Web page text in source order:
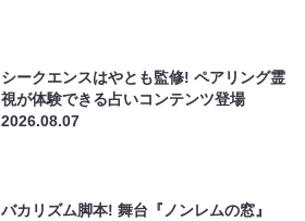
シークエンスはやとも監修! ペアリング霊
視が体験できる占いコンテンツ登場
2026.08.07
バカリズム脚本! 舞台『ノンレムの窓』